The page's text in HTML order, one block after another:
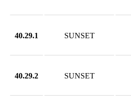
40.29.1 SUNSET
40.29.2 SUNSET